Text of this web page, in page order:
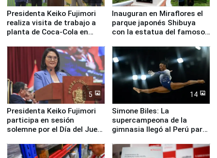
Presidenta Keiko Fujimori
realiza visita de trabajo a
planta de Coca-Cola en
Inauguran en Miraflores el
parque japonés Shibuya
con la estatua del famoso
5
Presidenta Keiko Fujimori
participa en sesión
solemne por el Día del Juez
14
Simone Biles: La
supercampeona de la
gimnasia llegó al Perú para
Panamericanos Lima 2027